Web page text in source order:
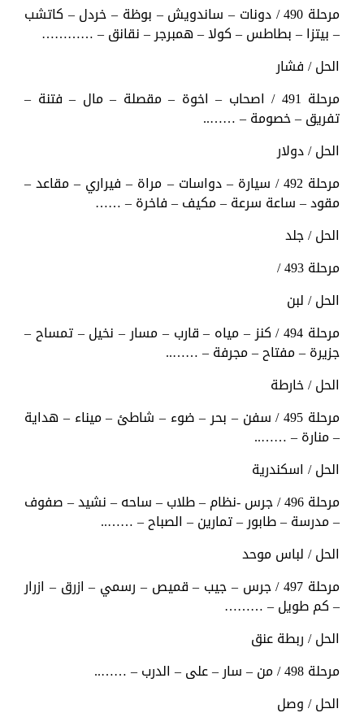
مرحلة 490 / دونات – ساندويش – بوظة – خردل – كاتشب
– بيتزا – بطاطس – كولا – همبرجر – نقانق – …………
الحل / فشار
مرحلة 491 / اصحاب – اخوة – مقصلة – مال – فتنة –
تفريق – خصومة – ……..
الحل / دولار
مرحلة 492 / سيارة – دواسات – مراة – فيراري – مقاعد –
مقود – ساعة سرعة – مكيف – فاخرة – ……
الحل / جلد
مرحلة 493 /
الحل / لبن
مرحلة 494 / كنز – مياه – قارب – مسار – نخيل – تمساح –
جزيرة – مفتاح – مجرفة – ……..
الحل / خارطة
مرحلة 495 / سفن – بحر – ضوء – شاطئ – ميناء – هداية
– منارة – ……..
الحل / اسكندرية
مرحلة 496 / جرس -نظام – طلاب – ساحه – نشيد – صفوف
– مدرسة – طابور – تمارين – الصباح – ……..
الحل / لباس موحد
مرحلة 497 / جرس – جيب – قميص – رسمي – ازرق – ازرار
– كم طويل – ………
الحل / ربطة عنق
مرحلة 498 / من – سار – على – الدرب – ……..
الحل / وصل